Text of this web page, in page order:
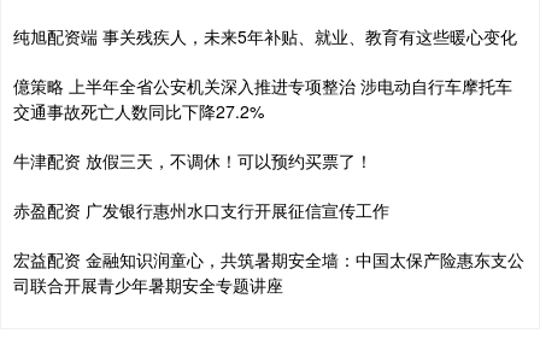
纯旭配资端 事关残疾人，未来5年补贴、就业、教育有这些暖心变化
億策略 上半年全省公安机关深入推进专项整治 涉电动自行车摩托车
交通事故死亡人数同比下降27.2%
牛津配资 放假三天，不调休！可以预约买票了！
赤盈配资 广发银行惠州水口支行开展征信宣传工作
宏益配资 金融知识润童心，共筑暑期安全墙：中国太保产险惠东支公
司联合开展青少年暑期安全专题讲座